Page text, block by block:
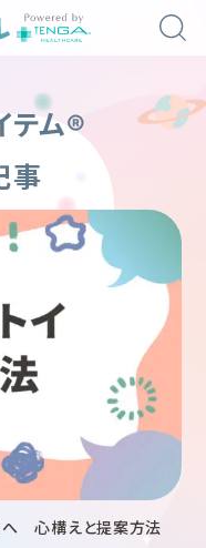
テム®
事
へ 心構えと提案方法